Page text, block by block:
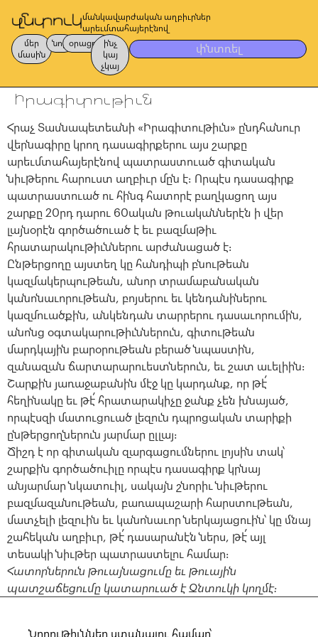
մանկավարժական աղբիւրներ
արեւմտահայերէնով
մեր
մասին
նոր օրացոյց
ինչ
կայ
չկայ
փնտռել
Իրագիտութիւն
Հրաչ Տասնապետեանի «Իրագիտութիւն» ընդհանուր
վերնագիրը կրող դասագիրքերու այս շարքը
արեւմտահայերէնով պատրաստուած գիտական
նիւթերու հարուստ աղբիւր մըն է։ Որպէս դասագիրք
պատրաստուած ու հինգ հատորէ բաղկացող այս
շարքը 20րդ դարու 60ական թուականներէն ի վեր
լայնօրէն գործածուած է եւ բազմաթիւ
հրատարակութիւններու արժանացած է։
Ընթերցողը այստեղ կը հանդիպի բնութեան
կազմակերպութեան, անոր տրամաբանական
կանոնաւորութեան, բոյսերու եւ կենդանիներու
կազմուածքին, անկենդան տարրերու դասաւորումին,
անոնց օգտակարութիւններուն, գիտութեան
մարդկային բարօրութեան բերած նպաստին,
զանազան ճարտարարուեստներուն, եւ շատ աւելիին։
Շարքին յառաջաբանին մէջ կը կարդանք, որ թէ՛
հեղինակը եւ թէ՛ հրատարակիչը ջանք չեն խնայած,
որպէսզի մատուցուած լեզուն դպրոցական տարիքի
ընթերցողներուն յարմար ըլլայ։
Ճիշդ է որ գիտական զարգացումներու լոյսին տակ՝
շարքին գործածուիլը որպէս դասագիրք կրնայ
անյարմար նկատուիլ, սակայն շնորիւ նիւթերու
բազմազանութեան, բառապաշարի հարստութեան,
մատչելի լեզուին եւ կանոնաւոր ներկայացուին՝ կը մնայ
շահեկան աղբիւր, թէ՛ դասարանէն ներս, թէ՛ այլ
տեսակի նիւթեր պատրաստելու համար։
Հատորներուն թուայնացումը եւ թուային
պատշաճեցումը կատարուած է Զնտուկի կողմէ։
Նորութիւններ ստանալու համար՝